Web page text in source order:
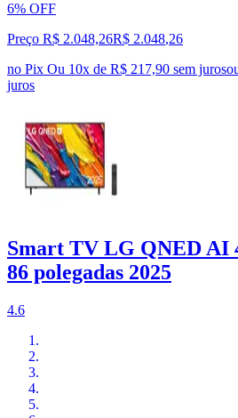
6% OFF
Preço R$ 2.048,26R$ 2.048,26
no Pix Ou 10x de R$ 217,90 sem juros
juros
Smart TV LG QNED AI
86 polegadas 2025
4.6